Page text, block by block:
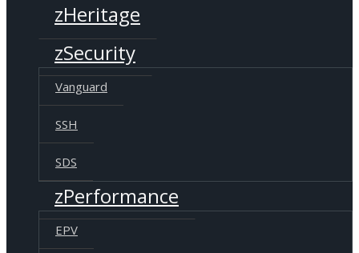
zHeritage
zSecurity
Vanguard
SSH
SDS
zPerformance
EPV